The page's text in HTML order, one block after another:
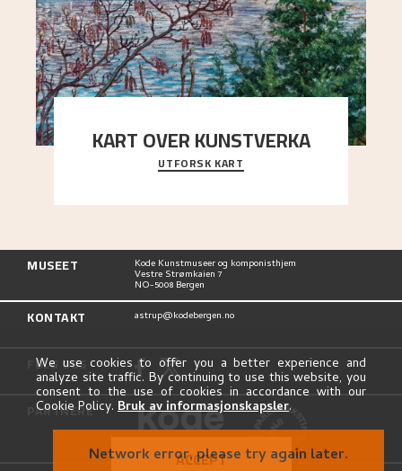
KART OVER KUNSTVERKA
Utforsk stedene og utsiktene i Astrups malerier
UTFORSK KART
MUSEET Kode Kunstmuseer og komponisthjem
Vestre Strømkaien 7
NO-5008 Bergen
KONTAKT astrup@kodebergen.no
FØLG OSS
PARTNERE
We use cookies to offer you a better experience and
analyze site traffic. By continuing to use this website, you
consent to the use of cookies in accordance with our
Cookie Policy. Bruk av informasjonskapsler.
ACCEPT
Network error, please try again later.